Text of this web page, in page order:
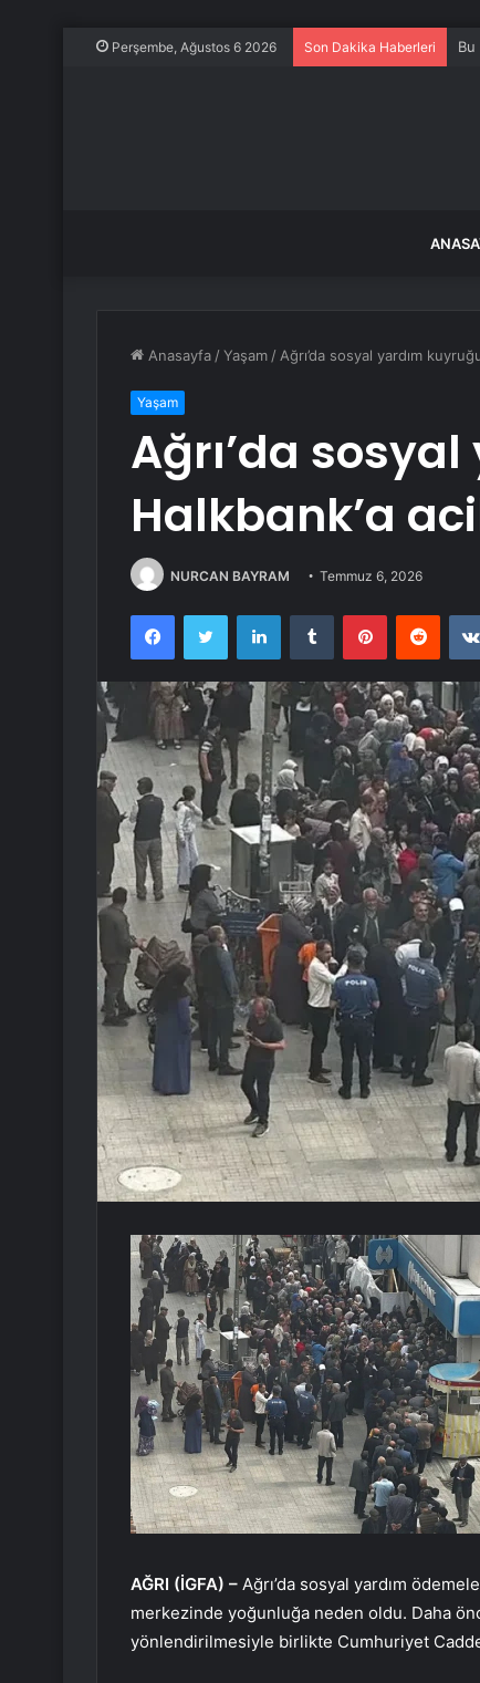
Perşembe, Ağustos 6 2026 Son Dakika Haberleri
Anasayfa /Yaşam / Ağrı’da sosyal yardım
Yaşam
Ağrı’da
Halkbank’a
NURCAN BAYRAM Temmuz 6, 2026
FacebookTwitter LinkedInTumblr Pinterest
AĞRI (İGFA) – Ağrı’da sosyal yardım
merkezinde yoğunluğa neden oldu. Daha
yönlendirilmesiyle birlikte Cumhuriyet